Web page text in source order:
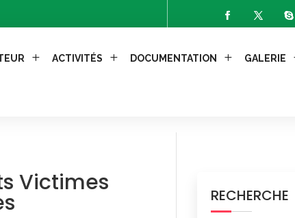
Control-Allow-Headers: X-Requested-With");
ACTIVITÉS DOCUMENTATION GALERIE
Victimes RECHERCHE